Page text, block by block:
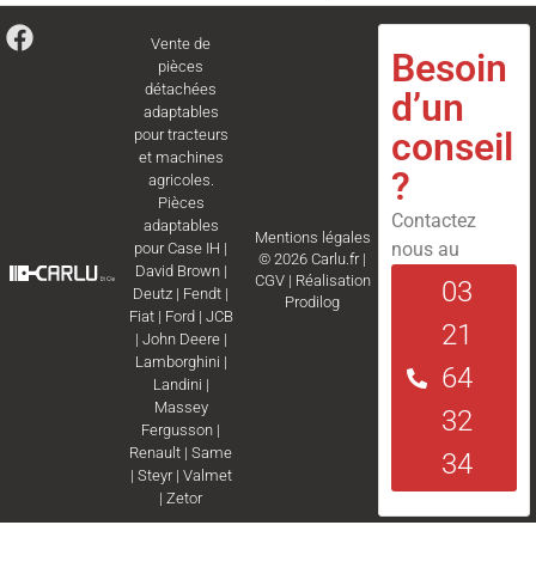
Vente de
pièces
détachées
adaptables
pour tracteurs
et machines
agricoles.
Pièces
adaptables
pourCase IH |
David Brown|
Deutz | Fendt |
Fiat| Ford | JCB
| John Deere|
Lamborghini |
Landini |
Massey
Fergusson |
Renault |Same
| Steyr| Valmet
|Zetor
Mentions légales
© 2026 Carlu.fr |
CGV| Réalisation
Prodilog
Besoin
d’un
conseil
?
Contactez
nous au
03
21
64
32
34